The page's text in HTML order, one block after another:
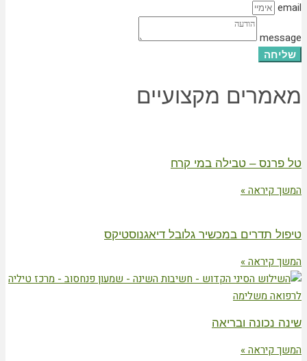
email
message
שליחה
מאמרים מקצועיים
טל פרנס – טבילה במי קרח
המשך קיראה »
טיפול תדרים במכשיר גלובל דיאגנוסטיקס
המשך קיראה »
שינה נכונה ובריאה
המשך קיראה »